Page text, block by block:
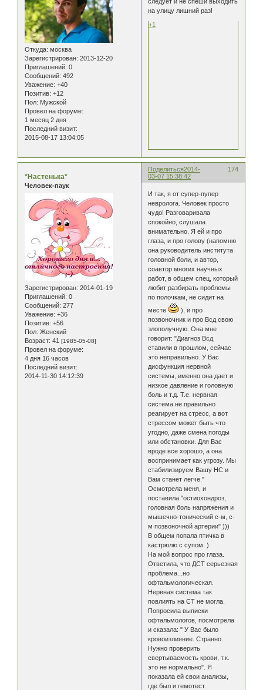
Откуда: москва
Зарегистрирован: 2013-12-20
Приглашений: 0
Сообщений: 492
Уважение: +40
Позитив: +12
Пол: Мужской
Провел на форуме:
1 месяц 2 дня
Последний визит:
2015-08-17 13:04:05
на улицу лишний раз!
+1
Поделиться 174
2014-
03-07 15:38:42
*Настенька*
Человек-паук
Зарегистрирован: 2014-01-19
Приглашений: 0
Сообщений: 277
Уважение: +36
Позитив: +56
Пол: Женский
Возраст: 41 [1985-05-08]
Провел на форуме:
4 дня 16 часов
Последний визит:
2014-11-30 14:12:39
И так, я от супер-пупер
невролога. Человек просто
чудо! Разговаривала
спокойно, слушала
внимательно. Я ей и про
глаза, и про голову (напомню
она руководитель института
головной боли, и автор,
соавтор многих научных
работ, в общем спец, который
любит разбирать проблемы
по полочкам, не сидит на
месте
), и про
позвоночник и про Всд свою
злополучную. Она мне
говорит: "Диагноз Всд
ставили в прошлом, сейчас
это неправильно. У Вас
дисфункция нервной
системы, именно она дает и
низкое давление и головную
боль и т.д. Т.е. нервная
система не правильно
реагирует на стресс, а вот
стрессом может быть что
угодно, даже смена погоды
или обстановки. Для Вас
вроде все хорошо, а она
воспринимает как угрозу. Мы
стабилизируем Вашу НС и
Вам станет легче."
Осмотрела меня, и
поставила "остиохондроз,
головная боль напряжения и
мышечно-тонический с-м, с-
м позвоночной артерии" )))
В общем попала птичка в
кастрюлю с супом. )
На мой вопрос про глаза.
Ответила, что ДСТ серьезная
проблема...но
офтальмологическая.
Нервная система так
повлиять на СТ не могла.
Попросила выписки
офтальмологов, посмотрела
и сказала: " У Вас было
кровоизлияние. Странно.
Нужно проверить
свертываемость крови, т.к.
это не нормально". Я
показала ей свои анализы,
где был и гемотест.